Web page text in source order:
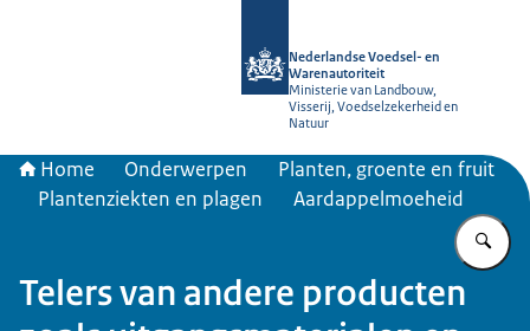
Nederlandse Voedsel- en
Warenautoriteit
Ministerie van Landbouw,
Visserij, Voedselzekerheid en
Natuur
Home Onderwerpen
Planten, groente en fruit
Plantenziekten en plagen
Aardappelmoeheid
Telers van andere producten